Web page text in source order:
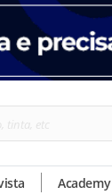
Academy